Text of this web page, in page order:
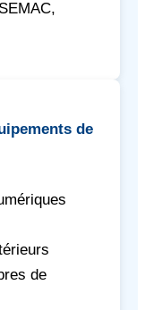
de
de